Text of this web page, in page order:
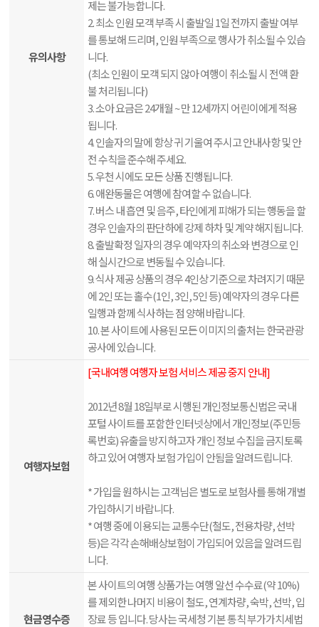
유의사항
제는 불가능합니다.
2. 최소 인원 모객 부족 시 출발일 1일 전까지 출발 여부
를 통보해 드리며, 인원 부족으로 행사가 취소될 수 있습
니다.
(최소 인원이 모객 되지 않아 여행이 취소될 시 전액 환
불 처리됩니다)
3. 소아 요금은 24개월 ~ 만 12세까지 어린이에게 적용
됩니다.
4. 인솔자의 말에 항상 귀 기울여 주시고 안내사항 및 안
전 수칙을 준수해 주세요.
5. 우천 시에도 모든 상품 진행됩니다.
6. 애완동물은 여행에 참여할 수 없습니다.
7. 버스 내 흡연 및 음주, 타인에게 피해가 되는 행동을 할
경우 인솔자의 판단하에 강제 하차 및 계약 해지됩니다.
8. 출발확정 일자의 경우 예약자의 취소와 변경으로 인
해 실시간으로 변동될 수 있습니다.
9. 식사 제공 상품의 경우 4인상 기준으로 차려지기 때문
에 2인 또는 홀수(1인, 3인, 5인 등) 예약자의 경우 다른
일행과 함께 식사하는 점 양해 바랍니다.
10. 본 사이트에 사용된 모든 이미지의 출처는 한국관광
공사에 있습니다.
여행자보험
[국내여행 여행자 보험 서비스 제공 중지 안내]
2012년 8월 18일부로 시행된 개인정보통신법은 국내
포털 사이트를 포함한 인터넷상에서 개인정보(주민등
록번호) 유출을 방지하고자 개인 정보 수집을 금지토록
하고 있어 여행자 보험 가입이 안됨을 알려드립니다.
* 가입을 원하시는 고객님은 별도로 보험사를 통해 개별
가입하시기 바랍니다.
* 여행 중에 이용되는 교통수단(철도, 전용차량, 선박
등)은 각각 손해배상보험이 가입되어 있음을 알려드립
니다.
현금영수증
본 사이트의 여행 상품가는 여행 알선 수수료(약 10%)
를 제외한 나머지 비용이 철도, 연계차량, 숙박, 선박, 입
장료 등 입니다. 당사는 국세청 기본 통칙 부가가치세법